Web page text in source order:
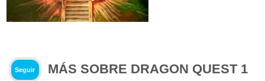
Seguir
MÁS SOBRE DRAGON QUEST 1